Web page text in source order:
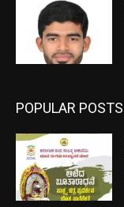
POPULAR POSTS